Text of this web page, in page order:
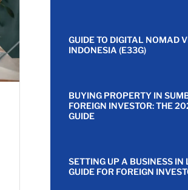
GUIDE TO DIGITAL NOMAD
INDONESIA (E33G)
BUYING PROPERTY IN
FOREIGN INVESTOR: THE
GUIDE
SETTING UP A BUSINESS IN
GUIDE FOR FOREIGN